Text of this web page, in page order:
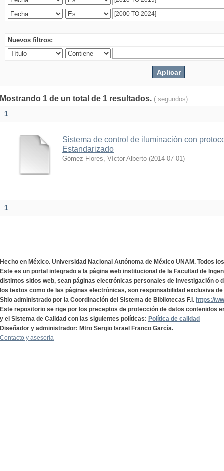
Nuevos filtros:
Mostrando 1 de un total de 1 resultados. ( segundos)
1
Sistema de control de iluminación con
Estandarizado
Gómez Flores, Víctor Alberto (2014-07-01)
1
Hecho en México. Universidad Nacional Autónoma de México UNAM. Todos
Este es un portal integrado a la página web institucional de la Facultad de
distintos sitios web, sean páginas electrónicas personales de investigación o
los textos como de las páginas electrónicas, son responsabilidad exclusiva
Sitio administrado por la Coordinación del Sistema de Bibliotecas F.I. https://
Este repositorio se rige por los preceptos de protección de datos contenidos
y el Sistema de Calidad con las siguientes políticas: Política de calidad
Diseñador y administrador: Mtro Sergio Israel Franco García.
Contacto y asesoría